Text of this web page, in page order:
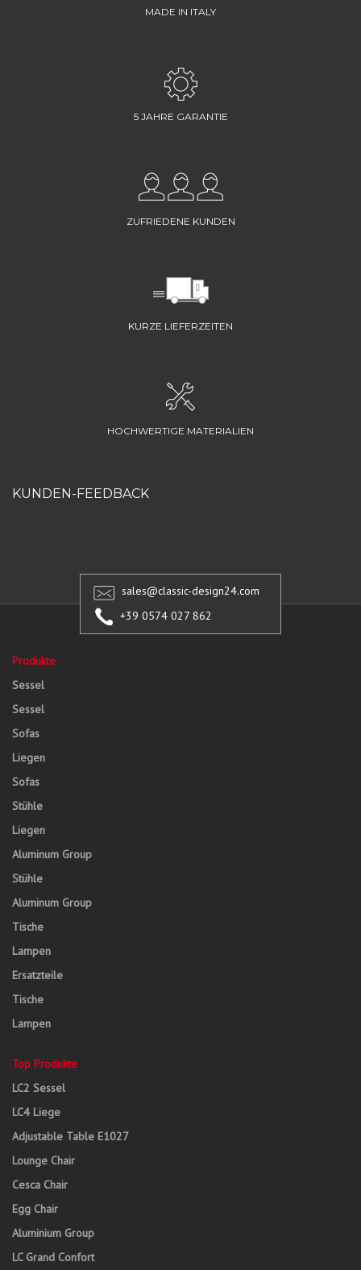
MADE IN ITALY
5 JAHRE GARANTIE
ZUFRIEDENE KUNDEN
KURZE LIEFERZEITEN
HOCHWERTIGE MATERIALIEN
KUNDEN-FEEDBACK
sales@classic-design24.com
+39 0574 027 862
Produkte
Sessel
Sessel
Sofas
Liegen
Sofas
Stühle
Liegen
Aluminum Group
Stühle
Aluminum Group
Tische
Lampen
Ersatzteile
Tische
Lampen
Top Produkte
LC2 Sessel
LC4 Liege
Adjustable Table E1027
Lounge Chair
Cesca Chair
Egg Chair
Aluminium Group
LC Grand Confort